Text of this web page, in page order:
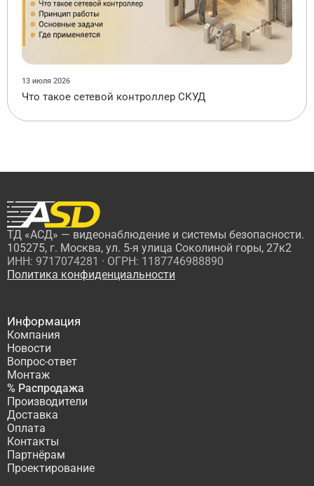
13 июля 2026
Что такое сетевой контроллер СКУД
ТД «АСД» — видеонаблюдение и системы безопасности.
105275, г. Москва, ул. 5-я улица Соколиной горы, 27к2
ИНН: 9717074281 · ОГРН: 1187746988890
Политика конфиденциальности
Информация
Компания
Новости
Вопрос-ответ
Монтаж
% Распродажа
Производители
Доставка
Оплата
Контакты
Партнёрам
Проектирование